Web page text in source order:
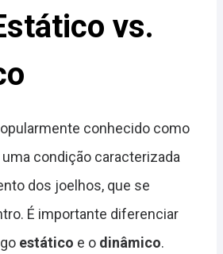
vs.
conhecido como
uma condição caracterizada
dos joelhos, que se
É importante diferenciar
estático e o dinâmico.